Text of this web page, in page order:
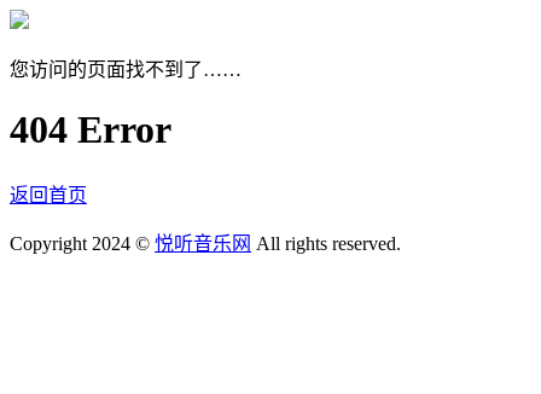
您访问的页面找不到了……
404 Error
返回首页
Copyright 2024 © 悦听音乐网 All rights reserved.